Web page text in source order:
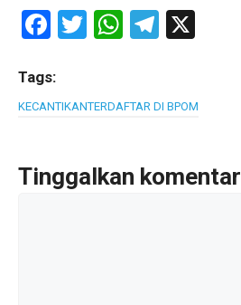
F
ce
b
o
k
T
er
W
s
p
T
gr
m
Tags:
KECANTIKANTERDAFTAR DI BPOM
Tinggalkan komentar